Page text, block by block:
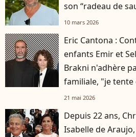
son “radeau de
10 mars 2026
Eric Cantona :
enfants Emir et
Brakni n'adhère
familiale, "je
d'avis"
21 mai 2026
Depuis 22 ans,
Isabelle de